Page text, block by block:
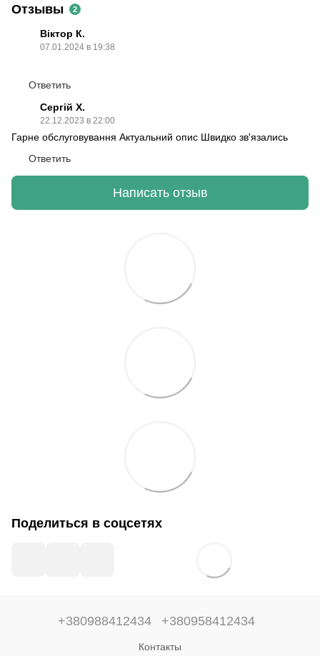
Отзывы 2
Віктор К.
07.01.2024 в 19:38
Ответить
Сергій Х.
22.12.2023 в 22:00
Гарне обслуговування Актуальний опис Швидко зв'язались
Ответить
Написать отзыв
Поделиться в соцсетях
+380988412434 +380958412434
Контакты